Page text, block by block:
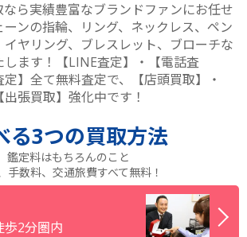
なら実績豊富なブランドファンにお任せ
ーンの指輪、リング、ネックレス、ペン
ヤリング、ブレスレット、ブローチな
します！【LINE査定】・【電話査
】全て無料査定で、【店頭買取】・
出張買取】強化中です！
る3つの買取方法
鑑定料はもちろんのこと
手数料、交通旅費すべて無料！
歩2分圏内